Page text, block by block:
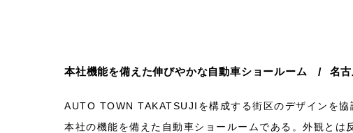
本社機能を備えた伸びやかな自動車ショールーム 名
AUTO TOWN TAKATSUJIを構成する街区のデザインを協
本社の機能を備えた自動車ショールームである。外観とは